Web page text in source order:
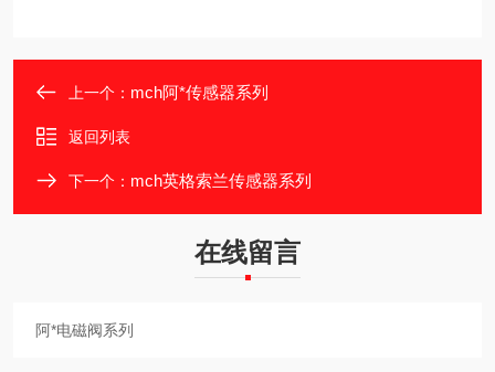
上一个： mch阿*传感器系列
返回列表
下一个： mch英格索兰传感器系列
在线留言